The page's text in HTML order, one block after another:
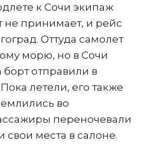
к Сочи экипаж
не принимает, и рейс
Оттуда самолет
морю, но в Сочи
борт отправили в
летели, его также
во
переночевали
свои места в салоне.